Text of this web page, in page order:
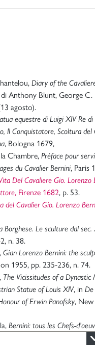
Diary of the
Anthony Blunt, George C.
agosto).
equestre di Luigi XIV Re
Il Conquistatore, Scoltura del
, Bologna 1679,
Chambre, Préface pour
du Cavalier Bernini, Paris
Del Cavaliere Gio. Lorenzo
, Firenze 1682, p. 53.
del Cavalier Gio. Lorenzo
Borghese. Le sculture dal
n. 38.
Gian Lorenzo Bernini: the
1955, pp. 235-236, n. 74.
The Vicissitudes of a Dynastic
Statue of Louis XIV, in De
of Erwin Panofsky,
Bernini: tous les Chefs-
, Roma